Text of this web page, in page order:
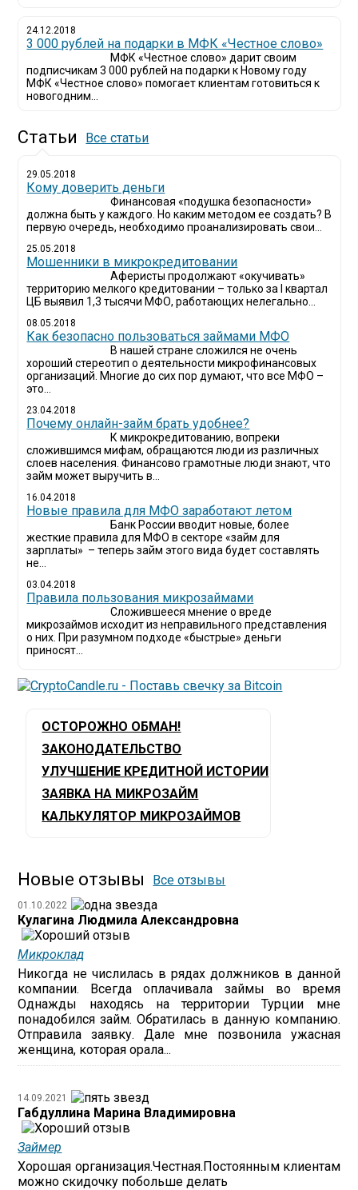
24.12.2018
3 000 рублей на подарки в МФК «Честное слово»
МФК «Честное слово» дарит своим
подписчикам 3 000 рублей на подарки к Новому году
МФК «Честное слово» помогает клиентам готовиться к
новогодним...
Статьи Все статьи
29.05.2018
Кому доверить деньги
Финансовая «подушка безопасности»
должна быть у каждого. Но каким методом ее создать? В
первую очередь, необходимо проанализировать свои...
25.05.2018
Мошенники в микрокредитовании
Аферисты продолжают «окучивать»
территорию мелкого кредитовании – только за I квартал
ЦБ выявил 1,3 тысячи МФО, работающих нелегально...
08.05.2018
Как безопасно пользоваться займами МФО
В нашей стране сложился не очень
хороший стереотип о деятельности микрофинансовых
организаций. Многие до сих пор думают, что все МФО –
это...
23.04.2018
Почему онлайн-займ брать удобнее?
К микрокредитованию, вопреки
сложившимся мифам, обращаются люди из различных
слоев населения. Финансово грамотные люди знают, что
займ может выручить в...
16.04.2018
Новые правила для МФО заработают летом
Банк России вводит новые, более
жесткие правила для МФО в секторе «займ для
зарплаты» – теперь займ этого вида будет составлять
не...
03.04.2018
​Правила пользования микрозаймами
Сложившееся мнение о вреде
микрозаймов исходит из неправильного представления
о них. При разумном подходе «быстрые» деньги
приносят...
ОСТОРОЖНО ОБМАН!
ЗАКОНОДАТЕЛЬСТВО
УЛУЧШЕНИЕ КРЕДИТНОЙ ИСТОРИИ
ЗАЯВКА НА МИКРОЗАЙМ
КАЛЬКУЛЯТОР МИКРОЗАЙМОВ
Новые отзывы Все отзывы
01.10.2022
Кулагина Людмила Александровна
Микроклад
Никогда не числилась в рядах должников в данной
компании. Всегда оплачивала займы во время
Однажды находясь на территории Турции мне
понадобился займ. Обратилась в данную компанию.
Отправила заявку. Дале мне позвонила ужасная
женщина, которая орала...
14.09.2021
Габдуллина Марина Владимировна
Займер
Хорошая организация.Честная.Постоянным клиентам
можно скидочку побольше делать